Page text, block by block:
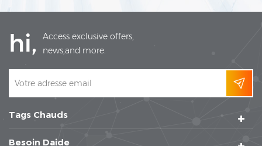
hi,
Access exclusive offers,
news,and more.
Tags Chauds
Besoin Daide